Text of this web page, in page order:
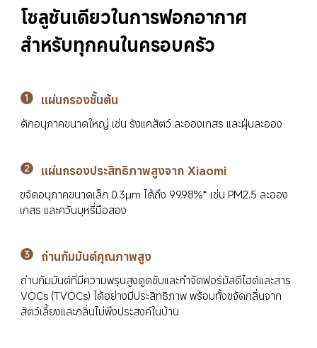
โซลูชันเดียวในการฟอกอากาศ
สำหรับทุกคนในครอบครัว
แผ่นกรองชั้นต้น
ดักอนุภาคขนาดใหญ่ เช่น รังแคสัตว์ ละอองเกสร และฝุ่นละออง
แผ่นกรองประสิทธิภาพสูงจาก Xiaomi
ขจัดอนุภาคขนาดเล็ก 0.3μm ได้ถึง 99.98%* เช่น PM2.5 ละออง
เกสร และควันบุหรี่มือสอง
ถ่านกัมมันต์คุณภาพสูง
ถ่านกัมมันต์ที่มีความพรุนสูงดูดซับและกำจัดฟอร์มัลดีไฮด์และสาร
VOCs (TVOCs) ได้อย่างมีประสิทธิภาพ พร้อมทั้งขจัดกลิ่นจาก
สัตว์เลี้ยงและกลิ่นไม่พึงประสงค์ในบ้าน